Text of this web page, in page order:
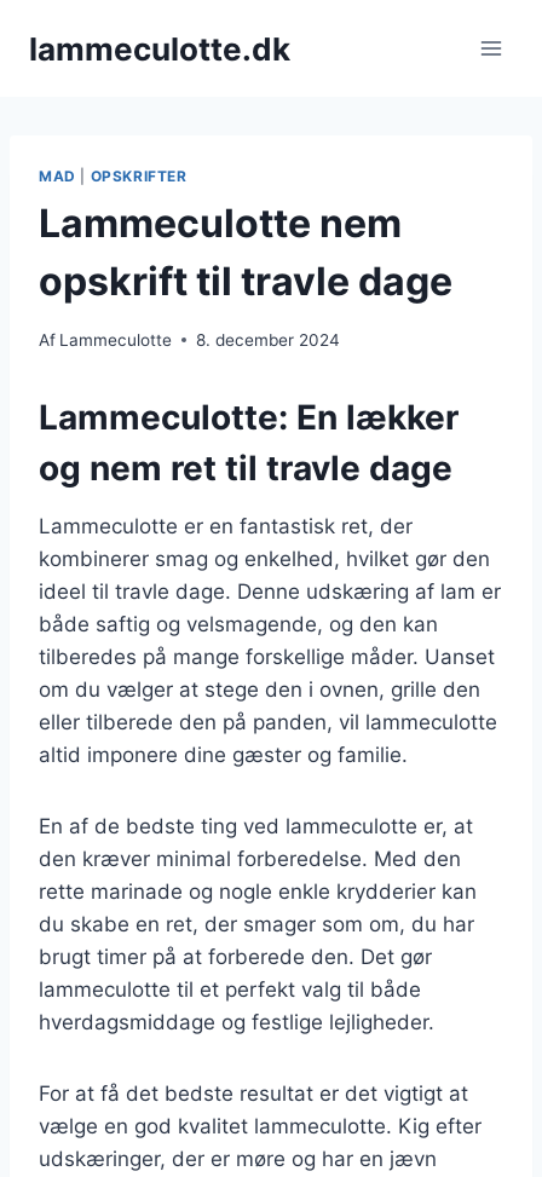
lammeculotte.dk
MAD OPSKRIFTER
Lammeculotte nem
opskrift til travle dage
Af Lammeculotte 8. december 2024
Lammeculotte: En lækker
og nem ret til travle dage
Lammeculotte er en fantastisk ret, der
kombinerer smag og enkelhed, hvilket gør den
ideel til travle dage. Denne udskæring af lam er
både saftig og velsmagende, og den kan
tilberedes på mange forskellige måder. Uanset
om du vælger at stege den i ovnen, grille den
eller tilberede den på panden, vil lammeculotte
altid imponere dine gæster og familie.
En af de bedste ting ved lammeculotte er, at
den kræver minimal forberedelse. Med den
rette marinade og nogle enkle krydderier kan
du skabe en ret, der smager som om, du har
brugt timer på at forberede den. Det gør
lammeculotte til et perfekt valg til både
hverdagsmiddage og festlige lejligheder.
For at få det bedste resultat er det vigtigt at
vælge en god kvalitet lammeculotte. Kig efter
udskæringer, der er møre og har en jævn